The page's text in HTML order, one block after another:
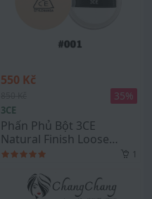
550 Kč
35%
3CE
Phấn Phủ Bột 3CE
Natural Finish Loose
Powder #001
1